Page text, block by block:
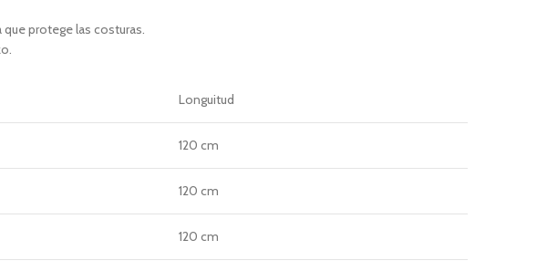
protege las costuras.
Longuitud
120 cm
120 cm
120 cm